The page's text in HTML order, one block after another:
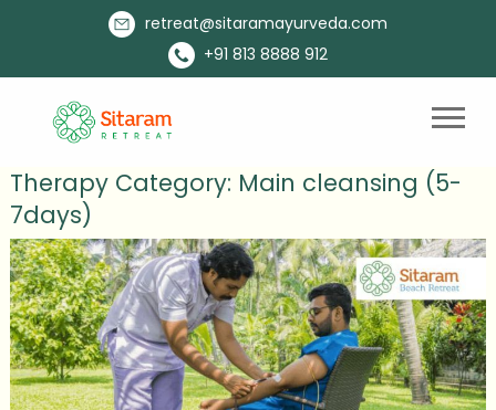
retreat@sitaramayurveda.com
+91 813 8888 912
Therapy Category: Main cleansing (5-
7days)